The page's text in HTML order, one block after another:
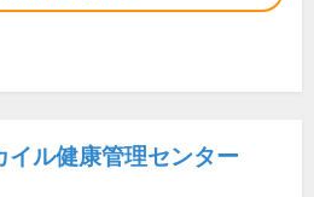
イル健康管理センター